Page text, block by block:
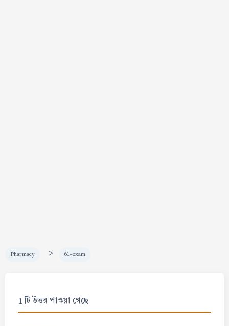
Pharmacy > 61-exam
1 টি উত্তর পাওয়া গেছে